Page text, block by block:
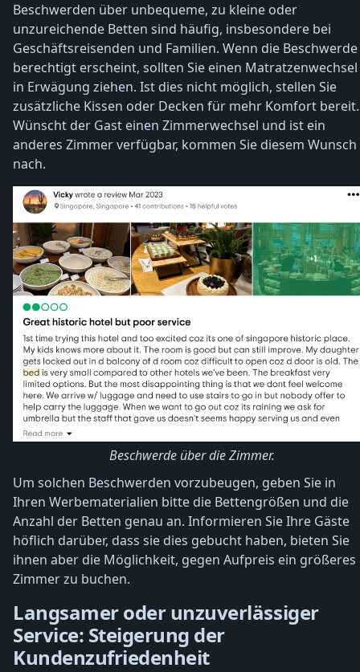
Beschwerden über unbequeme, zu kleine oder
unzureichende Betten sind häufig, insbesondere bei
Geschäftsreisenden und Familien. Wenn die Beschwerde
berechtigt erscheint, sollten Sie einen Matratzenwechsel
in Erwägung ziehen. Ist dies nicht möglich, stellen Sie
zusätzliche Kissen oder Decken für mehr Komfort bereit.
Wünscht der Gast einen Zimmerwechsel und ist ein
anderes Zimmer verfügbar, kommen Sie diesem Wunsch
nach.
Beschwerde über die Zimmer.
Um solchen Beschwerden vorzubeugen, geben Sie in
Ihren Werbematerialien bitte die Bettengrößen und die
Anzahl der Betten genau an. Informieren Sie Ihre Gäste
höflich darüber, dass sie dies gebucht haben, bieten Sie
ihnen aber die Möglichkeit, gegen Aufpreis ein größeres
Zimmer zu buchen.
Langsamer oder unzuverlässiger
Service: Steigerung der
Kundenzufriedenheit